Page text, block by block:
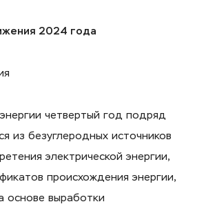
2024 года
четвертый год подряд
из безуглеродных источников
электрической энергии,
происхождения энергии,
основе выработки